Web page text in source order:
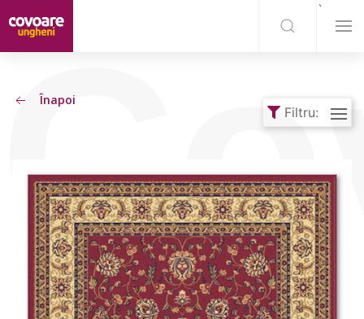
`
Înapoi
Filtru: